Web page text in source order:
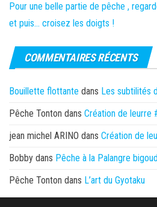
Pour une belle partie de pêche ,
et puis… croisez les doigts !
COMMENTAIRES RÉCENTS
Bouillette flottante dans Les subtilités
Pêche Tonton dans Création de leurre
jean michel ARINO dans Création de
Bobby dans Pêche à la Palangre
Pêche Tonton dans L’art du Gyotaku